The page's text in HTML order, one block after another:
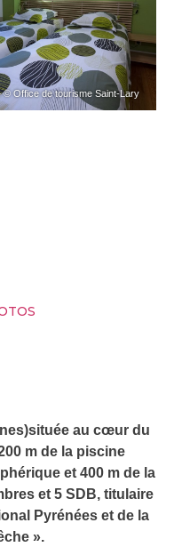
© Office de tourisme Saint-Lary
au cœur du
m de la piscine
et 400 m de la
et 5 SDB, titulaire
Pyrénées et de la
».